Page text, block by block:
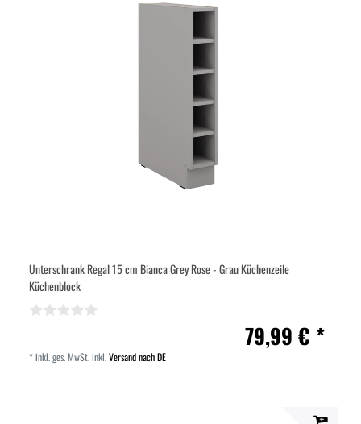
Unterschrank Regal 15 cm Bianca Grey Rose - Grau Küchenzeile
Küchenblock
79,99 € *
*inkl. ges. MwSt.inkl.Versand nach DE